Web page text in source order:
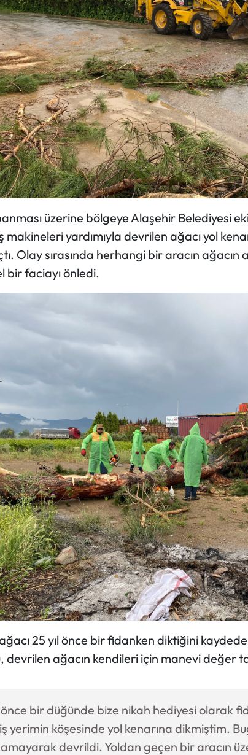
üzerine bölgeye Alaşehir Belediyesi
makineleri yardımıyla devrilen ağacı yol
Olay sırasında herhangi bir aracın ağacın
bir faciayı önledi.
25 yıl önce bir fidanken diktiğini
devrilen ağacın kendileri için manevi değer
önce bir düğünde bize nikah hediyesi olarak
yerimin köşesinde yol kenarına dikmiştim.
devrildi. Yoldan geçen bir aracın